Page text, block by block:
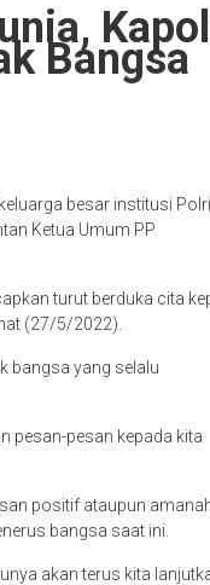
Bangsa
besar institusi Polri
Ketua Umum PP
turut berduka cita
(27/5/2022).
bangsa yang selalu
pesan-pesan kepada kita
positif ataupun
bangsa saat ini.
akan terus kita